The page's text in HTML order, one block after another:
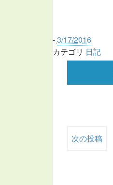
-3/17/2016
カテゴリ 日記
次の投稿